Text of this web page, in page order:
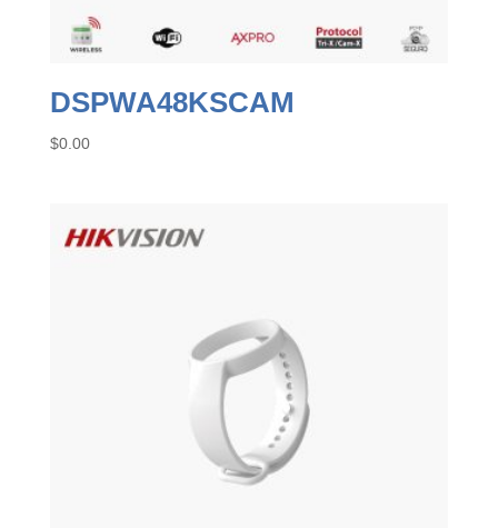
DSPWA48KSCAM
$0.00